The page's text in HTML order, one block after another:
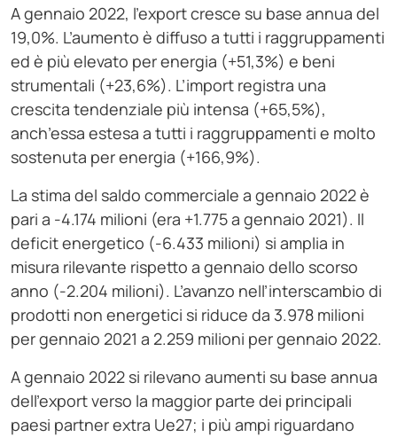
A gennaio 2022, l’export cresce su base annua del
19,0%. L’aumento è diffuso a tutti i raggruppamenti
ed è più elevato per energia (+51,3%) e beni
strumentali (+23,6%). L’import registra una
crescita tendenziale più intensa (+65,5%),
anch’essa estesa a tutti i raggruppamenti e molto
sostenuta per energia (+166,9%).
La stima del saldo commerciale a gennaio 2022 è
pari a -4.174 milioni (era +1.775 a gennaio 2021). Il
deficit energetico (-6.433 milioni) si amplia in
misura rilevante rispetto a gennaio dello scorso
anno (-2.204 milioni). L’avanzo nell’interscambio di
prodotti non energetici si riduce da 3.978 milioni
per gennaio 2021 a 2.259 milioni per gennaio 2022.
A gennaio 2022 si rilevano aumenti su base annua
dell’export verso la maggior parte dei principali
paesi partner extra Ue27; i più ampi riguardano